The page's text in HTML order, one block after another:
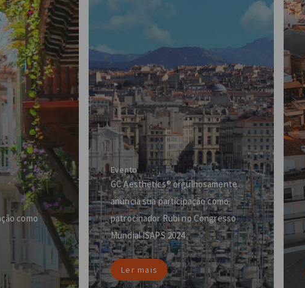
como
Evento
GC Aesthetics® orgulhosamente
anuncia sua participação como
patrocinador Rubi no Congresso
Mundial ISAPS 2024
Ler mais